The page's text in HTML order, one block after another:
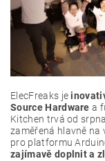
ElecFreaks je
Source Hardware a
Kitchen trvá od
zaměřená hlavně na
pro platformu
zajímavě doplnit a